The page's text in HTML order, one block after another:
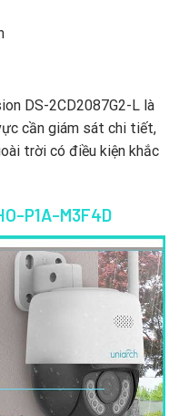
DS-2CD2087G2-L là
cần giám sát chi tiết,
trời có điều kiện khắc
P1A-M3F4D